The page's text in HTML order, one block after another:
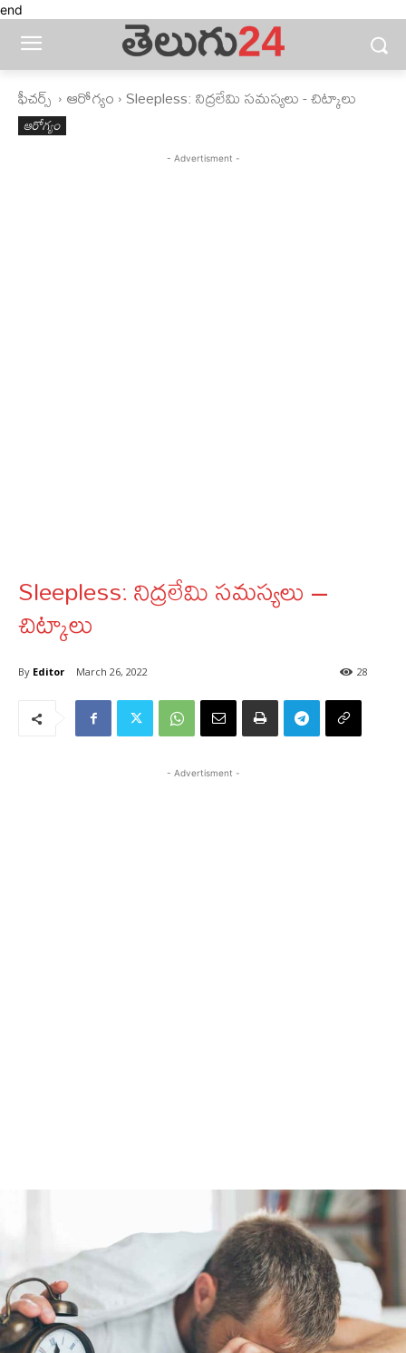
end
ఫీచ‌ర్స్ ‌ ఆరోగ్యం Sleepless: నిద్రలేమి సమస్యలు - చిట్కాలు
ఆరోగ్యం
- Advertisment -
Sleepless: నిద్రలేమి సమస్యలు –
చిట్కాలు
By Editor March 26, 2022 28
- Advertisment -